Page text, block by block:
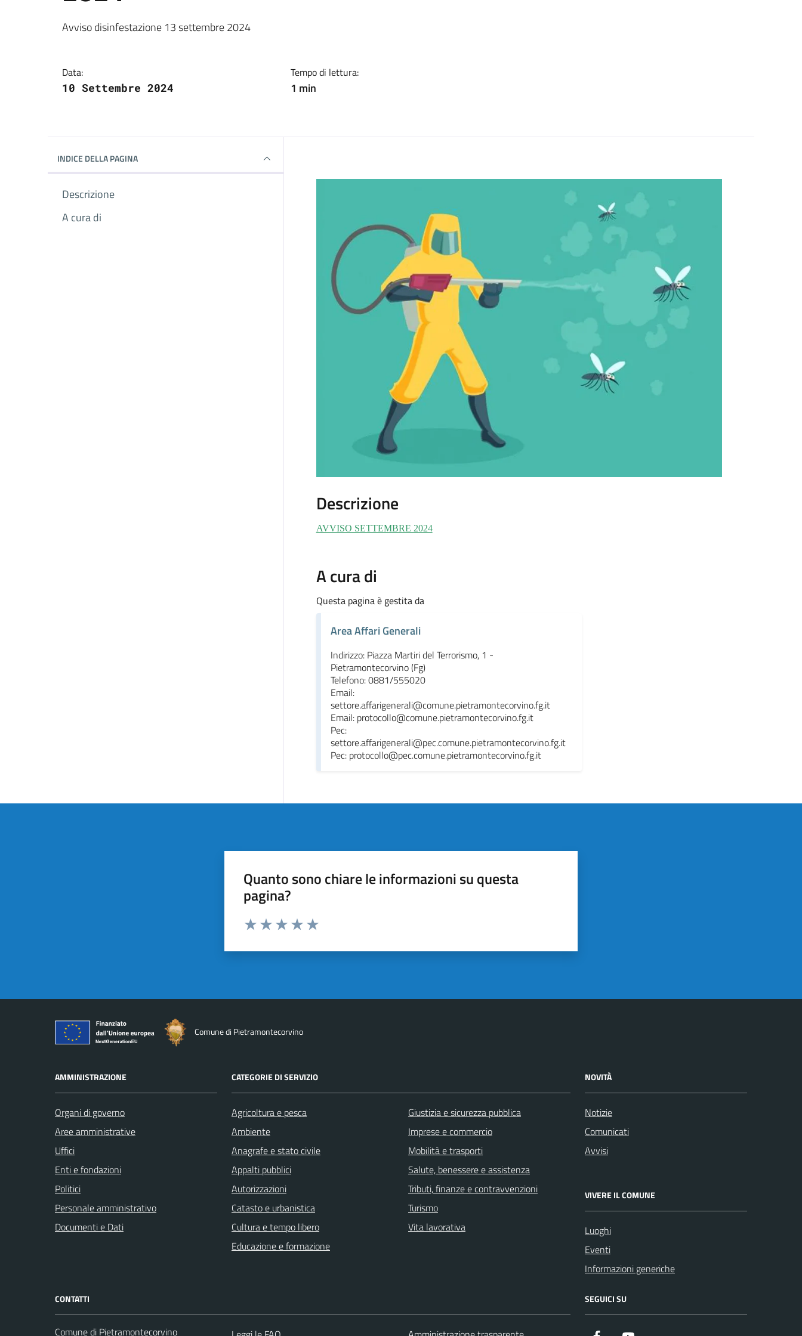
Dettagli della notizia
Avviso disinfestazione 13 settembre 2024
Data:
10 Settembre 2024
Tempo di lettura:
1 min
INDICE DELLA PAGINA
Descrizione
A cura di
Descrizione
AVVISO SETTEMBRE 2024
A cura di
Questa pagina è gestita da
Area Affari Generali
Indirizzo: Piazza Martiri del Terrorismo, 1 -
Pietramontecorvino (Fg)
Telefono: 0881/555020
Email:
settore.affarigenerali@comune.pietramontecorvino.fg.it
Email: protocollo@comune.pietramontecorvino.fg.it
Pec:
settore.affarigenerali@pec.comune.pietramontecorvino.fg.it
Pec: protocollo@pec.comune.pietramontecorvino.fg.it
Quanto sono chiare le informazioni su questa
pagina?
Valuta da 1 a 5 stelle la pagina
Comune di Pietramontecorvino
AMMINISTRAZIONE
Organi di governo
Aree amministrative
Uffici
Enti e fondazioni
Politici
Personale amministrativo
Documenti e Dati
CATEGORIE DI SERVIZIO
Agricoltura e pesca
Ambiente
Anagrafe e stato civile
Appalti pubblici
Autorizzazioni
Catasto e urbanistica
Cultura e tempo libero
Educazione e formazione
Giustizia e sicurezza pubblica
Imprese e commercio
Mobilità e trasporti
Salute, benessere e assistenza
Tributi, finanze e contravvenzioni
Turismo
Vita lavorativa
NOVITÀ
Notizie
Comunicati
Avvisi
VIVERE IL COMUNE
Luoghi
Eventi
Informazioni generiche
CONTATTI
Comune di Pietramontecorvino
SEGUICI SU